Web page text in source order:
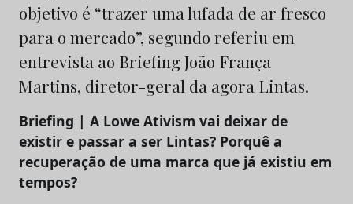
objetivo é “trazer uma lufada de ar fresco
para o mercado”, segundo referiu em
entrevista ao Briefing João França
Martins, diretor-geral da agora Lintas.
Briefing | A Lowe Ativism vai deixar de
existir e passar a ser Lintas? Porquê a
recuperação de uma marca que já existiu em
tempos?